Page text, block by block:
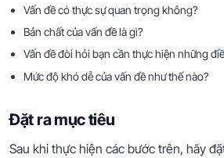
Vấn đề có thực sự quan trọng không?
Bản chất của vấn đề là gì?
Vấn đề đòi hỏi bạn cần thực hiện những
Mức độ khó dễ của vấn đề như thế nào?
Đặt ra mục tiêu
Sau khi thực hiện các bước trên, hãy